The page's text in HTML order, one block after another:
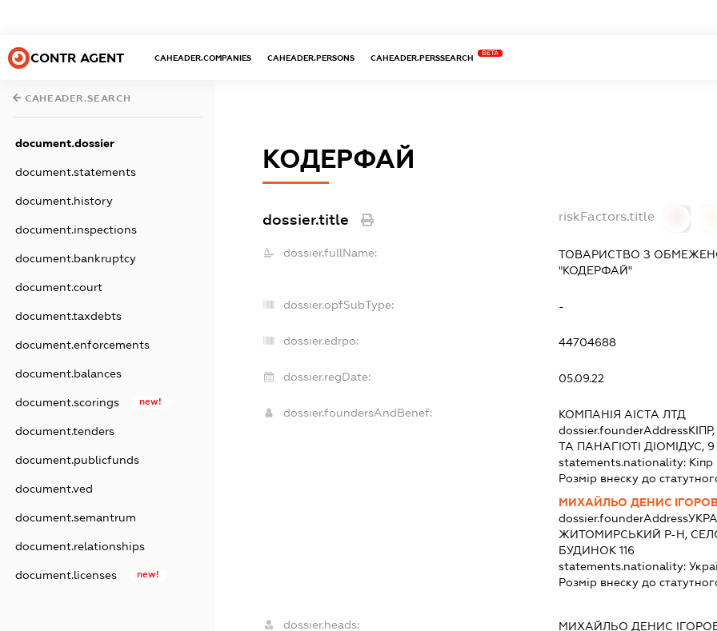
CONTR AGENT CAHEADER.COMPANIES CAHEADER.PERSONS CAHEADER.PERSSEARCH
BETA
CAHEADER.SEARCH
document.dossier
document.statements
document.history
document.inspections
document.bankruptcy
document.court
document.taxdebts
document.enforcements
document.balances
document.scorings new!
document.tenders
document.publicfunds
document.ved
document.semantrum
document.relationships
document.licenses new!
КОДЕРФАЙ
dossier.title riskFactors.title
dossier.fullName:
ТОВАРИСТВО З
"КОДЕРФАЙ"
dossier.opfSubType: -
dossier.edrpo: 44704688
dossier.regDate: 05.09.22
dossier.foundersAndBenef:
КОМПАНІЯ АІСТА ЛТД
dossier.founderAddress
ТА ПАНАГІОТІ ДІОМІДУС, 9
statements.nationality: Кіпр
Розмір внеску до
МИХАЙЛЬО ДЕНИС
dossier.founderAddress
ЖИТОМИРСЬКИЙ Р-Н,
БУДИНОК 116
statements.nationality:
Розмір внеску до
dossier.heads: МИХАЙЛЬО ДЕНИС